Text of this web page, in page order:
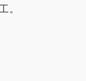
。